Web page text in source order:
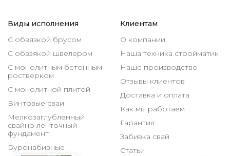
Виды исполнения
С обвязкой брусом
С обвзякой швелером
С монолитным бетонным
ростверком
С монолитной плитой
Винтовые сваи
Мелкозаглубленный
свайно ленточный
фундамент
Буронабивные
Клиентам
О компании
Наша техника стройматик
Наше производство
Отзывы клиентов
Доставка и оплата
Как мы работаем
Гарантия
Забивка свай
Статьи